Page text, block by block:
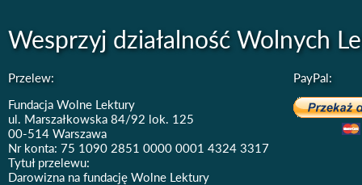
Wesprzyj działalność Wolnych
Przelew:
Fundacja Wolne Lektury
ul. Marszałkowska 84/92 lok. 125
00-514 Warszawa
Nr konta: 75 1090 2851 0000 0001 4324 3317
Tytuł przelewu:
Darowizna na fundację Wolne Lektury
PayPal: